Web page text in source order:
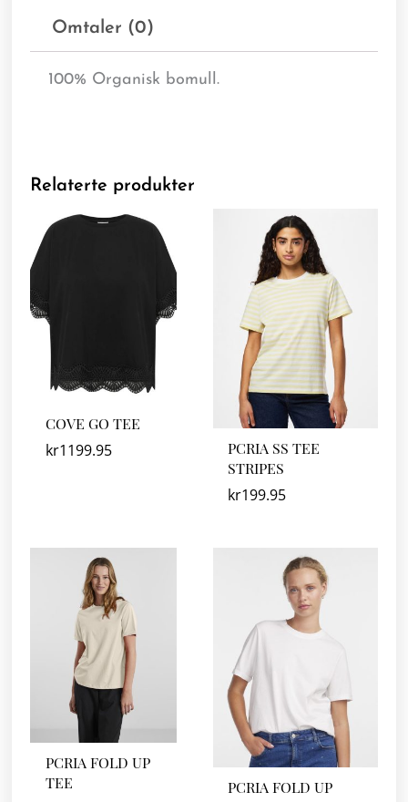
Omtaler (0)
100% Organisk bomull.
Relaterte produkter
COVE GO TEE
kr1199.95
PCRIA SS TEE
STRIPES
kr199.95
PCRIA FOLD UP
TEE
PCRIA FOLD UP